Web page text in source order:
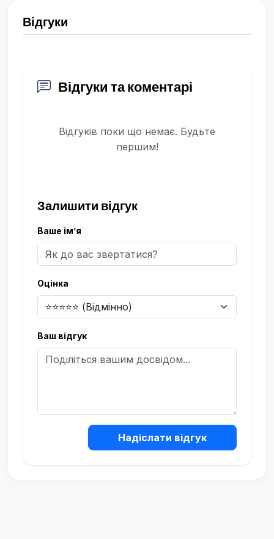
Відгуки
Відгуки та коментарі
Відгуків поки що немає. Будьте
першим!
Залишити відгук
Ваше ім’я
Оцінка
Ваш відгук
Надіслати відгук